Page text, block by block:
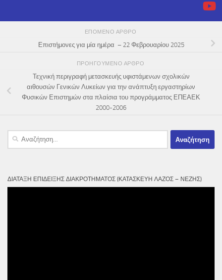
ΕΠΌΜΕΝΟ ΆΡΘΡΟ
Επιστήμονες για μία ημέρα – 22 Φεβρουαρίου 2025
ΠΡΟΗΓΟΎΜΕΝΟ ΆΡΘΡΟ
Τεχνική περιγραφή μετασκευής υφιστάμενων σχολικών
αιθουσών Γενικών Λυκείων για την ανάπτυξη εργαστηρίων
Φυσικών Επιστημών στα πλαίσια του προγράμματος ΕΠΕΑΕΚ
2000-2006
Αναζήτηση
ΔΙΆΤΑΞΗ ΕΠΊΔΕΙΞΗΣ ΔΙΑΚΡΟΤΉΜΑΤΟΣ (ΚΑΤΑΣΚΕΥΉ ΛΆΖΟΣ – ΝΈΖΗΣ)